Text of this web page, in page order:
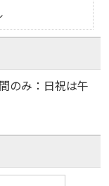
のみ：日祝は午